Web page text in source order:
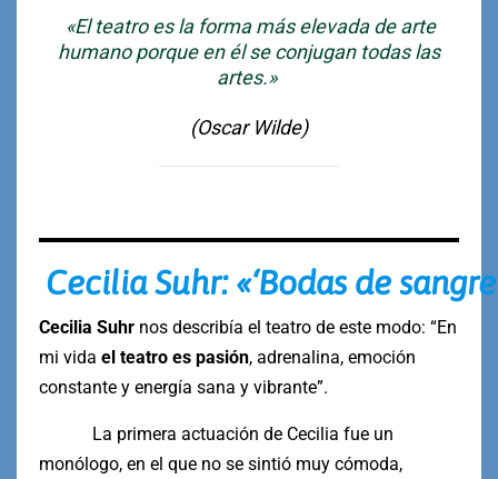
«El teatro es la forma más elevada de arte
humano porque en él se conjugan todas las
artes.»
(Oscar Wilde)
Cecilia Suhr: «‘Bodas de
Cecilia Suhr nos describía el teatro de este modo: “En
mi vida el teatro es pasión, adrenalina, emoción
constante y energía sana y vibrante”.
La primera actuación de Cecilia fue un
monólogo, en el que no se sintió muy cómoda,